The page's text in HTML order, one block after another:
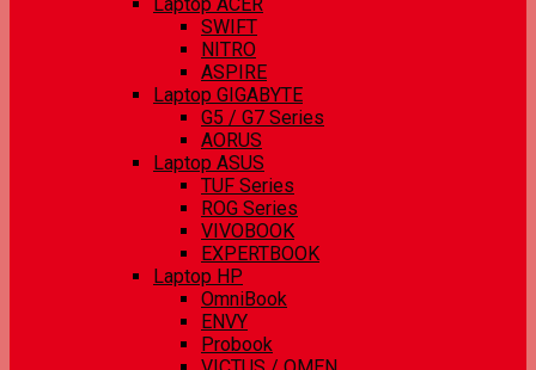
SWIFT
NITRO
ASPIRE
Laptop GIGABYTE
G5 / G7 Series
AORUS
Laptop ASUS
TUF Series
ROG Series
VIVOBOOK
EXPERTBOOK
Laptop HP
OmniBook
ENVY
Probook